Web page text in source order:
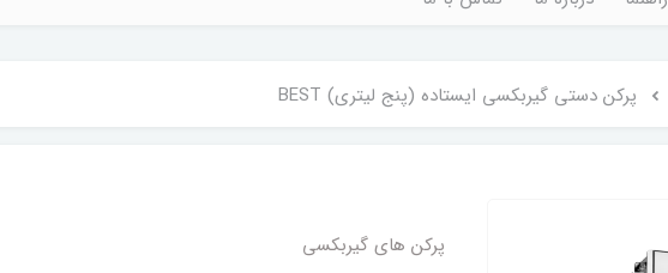
پرکن دستی گیربکسی ایستاده (پنج لیتری) BEST
پرکن های گیربکسی